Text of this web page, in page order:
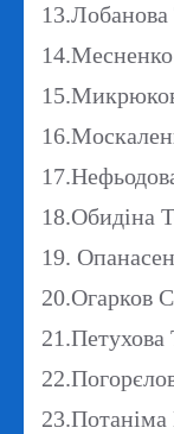
13.Лобанова
18.Обидіна
19.
20.Огарков
21.Петухова
23.Потаніма